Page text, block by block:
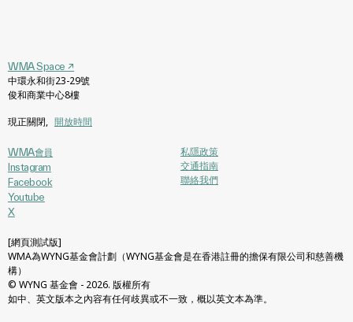
WMA Space ↗
中環永和街23-29號
俊和商業中心8樓
現正關閉, 開放時間
WMA會員
Instagram
Facebook
Youtube
X
私隱政策
交通指南
聯絡我們
[網頁測試版]
WMA為WYNG基金會計劃（WYNG基金會是在香港註冊的擔保有限公司和慈善機
構）
© WYNG 基金會 - 2026. 版權所有
如中、英文版本之內容有任何歧異或不一致，概以英文本為準。